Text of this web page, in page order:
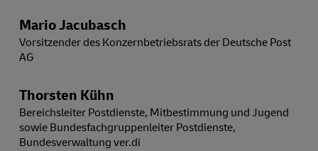
Mario Jacubasch
Vorsitzender des Konzernbetriebsrats der Deutsche Post
AG
Thorsten Kühn
Bereichsleiter Postdienste, Mitbestimmung und Jugend
sowie Bundesfachgruppenleiter Postdienste,
Bundesverwaltung ver.di